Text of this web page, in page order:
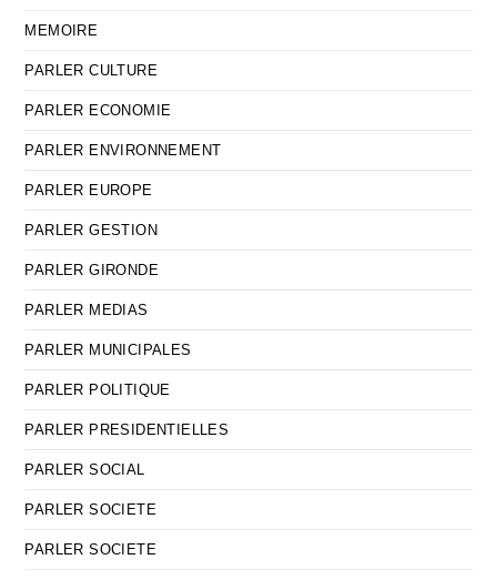
MEMOIRE
PARLER CULTURE
PARLER ECONOMIE
PARLER ENVIRONNEMENT
PARLER EUROPE
PARLER GESTION
PARLER GIRONDE
PARLER MEDIAS
PARLER MUNICIPALES
PARLER POLITIQUE
PARLER PRESIDENTIELLES
PARLER SOCIAL
PARLER SOCIETE
PARLER SOCIETE